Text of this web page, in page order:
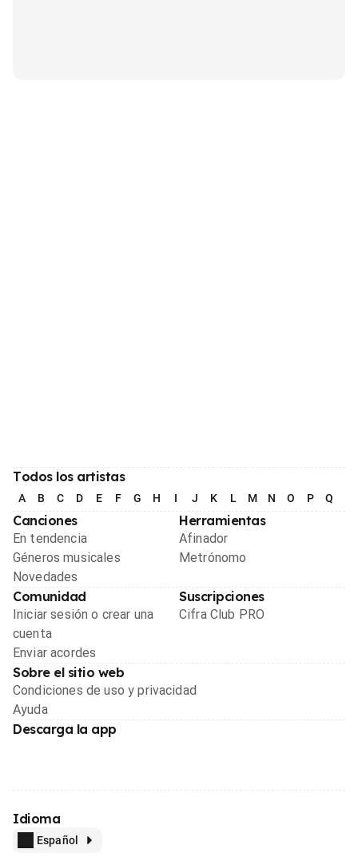
Todos los artistas
A B C D E F G H I J K L M N O P Q
Canciones
En tendencia
Géneros musicales
Novedades
Herramientas
Afinador
Metrónomo
Comunidad
Iniciar sesión o crear una
cuenta
Enviar acordes
Suscripciones
Cifra Club PRO
Sobre el sitio web
Condiciones de uso y privacidad
Ayuda
Descarga la app
Idioma
Español